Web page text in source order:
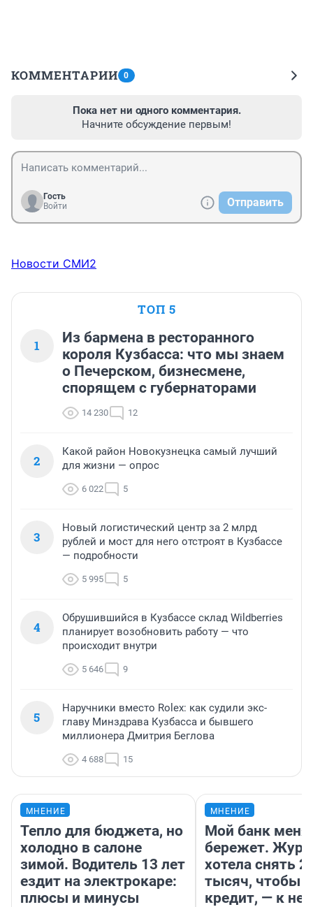
КОММЕНТАРИИ 0
Пока нет ни одного комментария.
Начните обсуждение первым!
Гость
Войти
Отправить
Новости СМИ2
ТОП 5
1
Из бармена в ресторанного
короля Кузбасса: что мы знаем
о Печерском, бизнесмене,
спорящем с губернаторами
14 230 12
2
Какой район Новокузнецка самый лучший
для жизни — опрос
6 022 5
3
Новый логистический центр за 2 млрд
рублей и мост для него отстроят в Кузбассе
— подробности
5 995 5
4
Обрушившийся в Кузбассе склад Wildberries
планирует возобновить работу — что
происходит внутри
5 646 9
5
Наручники вместо Rolex: как судили экс-
главу Минздрава Кузбасса и бывшего
миллионера Дмитрия Беглова
4 688 15
МНЕНИЕ
Тепло для бюджета, но
холодно в салоне
зимой. Водитель 13 лет
ездит на электрокаре:
плюсы и минусы
МНЕНИЕ
Мой банк меня
бережет.
хотела снять
тысяч, чтобы
кредит, — к